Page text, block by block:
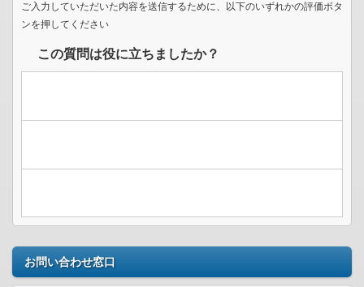
ご入力していただいた内容を送信するために、以下のいずれかの評価ボタ
ンを押してください
この質問は役に立ちましたか？
お問い合わせ窓口